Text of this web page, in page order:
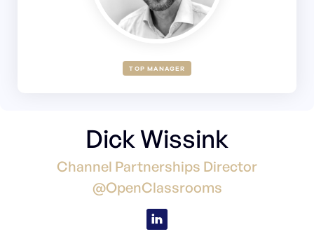
TOP MANAGER
Dick Wissink
Channel Partnerships Director
@OpenClassrooms